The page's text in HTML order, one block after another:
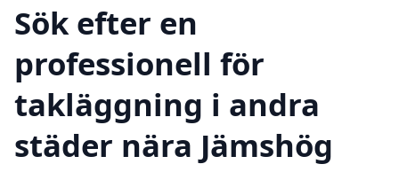
Sök efter en
professionell för
takläggning i andra
städer nära Jämshög